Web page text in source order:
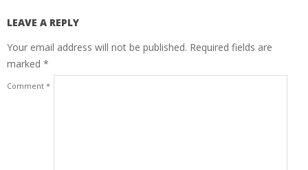
LEAVE A REPLY
Your email address will not be published. Required fields are
marked *
Comment *